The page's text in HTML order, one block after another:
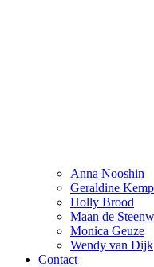
Anna Nooshin
Geraldine
Holly Brood
Maan de
Monica Geuze
Wendy van Dijk
Contact